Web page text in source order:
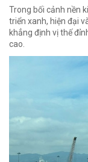
Trong bối cảnh nền
triển xanh, hiện đại
khẳng định vị thế
cao.